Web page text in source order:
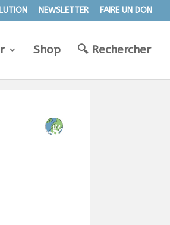
NEWSLETTER FAIRE UN DON
Shop 🔍︎ Rechercher